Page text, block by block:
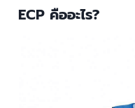
ECP คืออะไร?